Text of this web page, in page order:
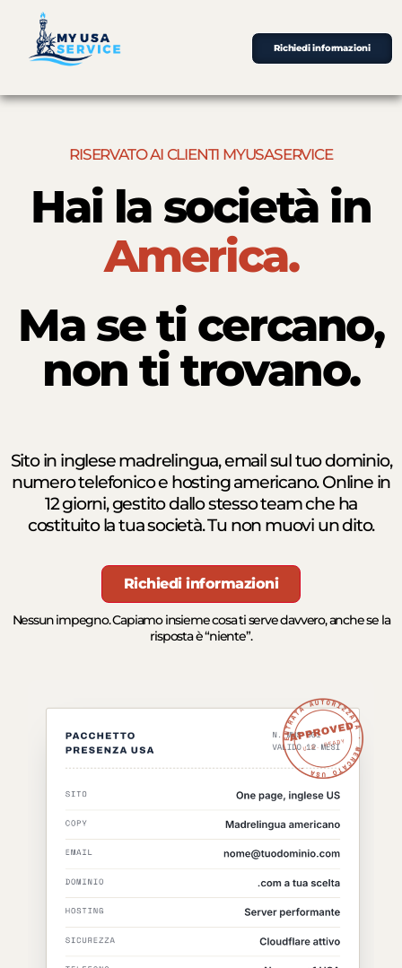
Richiedi informazioni
RISERVATO AI CLIENTI MYUSASERVICE
Hai la società in
America.
Ma se ti cercano,
non ti trovano.
Sito in inglese madrelingua, email sul tuo dominio,
numero telefonico e hosting americano. Online in
12 giorni, gestito dallo stesso team che ha
costituito la tua società. Tu non muovi un dito.
Richiedi informazioni
Nessun impegno. Capiamo insieme cosa ti serve davvero, anche se la
risposta è “niente”.